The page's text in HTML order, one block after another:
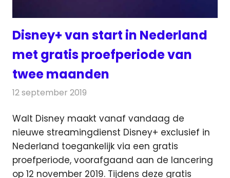
Disney+ van start in Nederland
met gratis proefperiode van
twee maanden
12 september 2019
Walt Disney maakt vanaf vandaag de
nieuwe streamingdienst Disney+ exclusief in
Nederland toegankelijk via een gratis
proefperiode, voorafgaand aan de lancering
op 12 november 2019. Tijdens deze gratis